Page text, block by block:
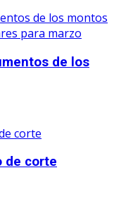
de los
de corte